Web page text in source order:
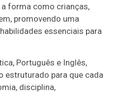
forma como crianças,
promovendo uma
essenciais para
Português e Inglês,
estruturado para que cada
disciplina,